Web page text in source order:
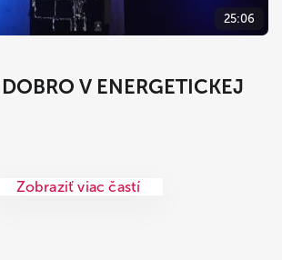
25:06
V ENERGETICKEJ
Zobraziť viac častí